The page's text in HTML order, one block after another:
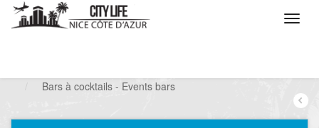
Bars à cocktails - Events bars